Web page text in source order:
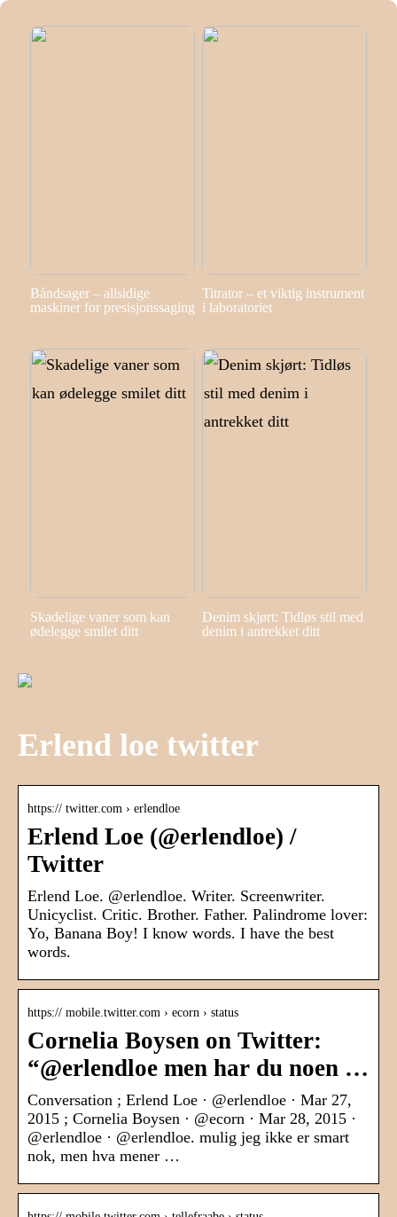
Båndsager – allsidige
maskiner for presisjonssaging
Titrator – et viktig instrument
i laboratoriet
Skadelige vaner som kan
ødelegge smilet ditt
Denim skjørt: Tidløs stil med
denim i antrekket ditt
Erlend loe twitter
https:// twitter.com › erlendloe
Erlend Loe (@erlendloe) /
Twitter
Erlend Loe. @erlendloe. Writer. Screenwriter.
Unicyclist. Critic. Brother. Father. Palindrome lover:
Yo, Banana Boy! I know words. I have the best
words.
https:// mobile.twitter.com › ecorn › status
Cornelia Boysen on Twitter:
“@erlendloe men har du noen …
Conversation ; Erlend Loe · @erlendloe · Mar 27,
2015 ; Cornelia Boysen · @ecorn · Mar 28, 2015 ·
@erlendloe · @erlendloe. mulig jeg ikke er smart
nok, men hva mener …